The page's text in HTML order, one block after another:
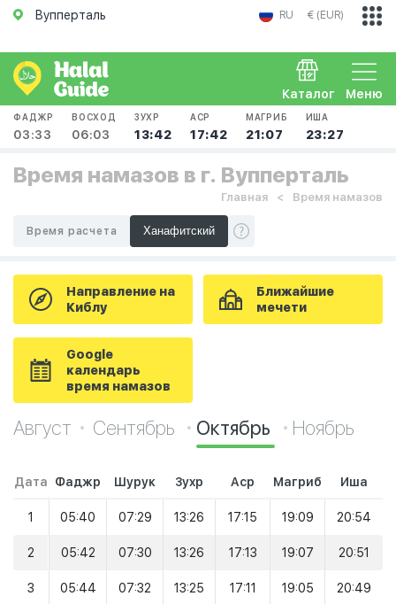
Вупперталь RU € (EUR)
Меню
Каталог
ФАДЖР
03:33
ВОСХОД
06:03
ЗУХР
13:42
АСР
17:42
МАГРИБ
21:07
ИША
23:27
Время намазов в г. Вупперталь
Главная Время намазов
Время расчета
Направление на
Киблу
Ближайшие
мечети
Google
календарь
время намазов
Август Сентябрь Октябрь Ноябрь
Дата Фаджр Шурук Зухр Аср Магриб Иша
1 05:40 07:29 13:26 17:15 19:09 20:54
2 05:42 07:30 13:26 17:13 19:07 20:51
3 05:44 07:32 13:25 17:11 19:05 20:49